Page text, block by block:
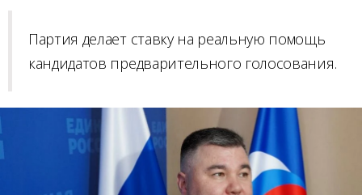
Партия делает ставку на реальную помощь
кандидатов предварительного голосования.